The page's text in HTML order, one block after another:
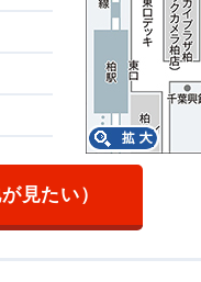
見たい）